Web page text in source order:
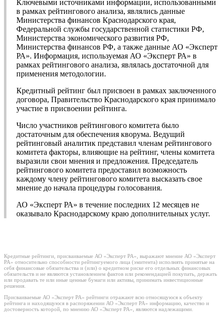
Ключевыми источниками информации, использованными
в рамках рейтингового анализа, являлись данные
Министерства финансов Краснодарского края,
Федеральной службы государственной статистики РФ,
Министерства экономического развития РФ,
Министерства финансов РФ, а также данные АО «Эксперт
РА». Информация, используемая АО «Эксперт РА» в
рамках рейтингового анализа, являлась достаточной для
применения методологии.
Кредитный рейтинг был присвоен в рамках заключенного
договора, Правительство Краснодарского края принимало
участие в присвоении рейтинга.
Число участников рейтингового комитета было
достаточным для обеспечения кворума. Ведущий
рейтинговый аналитик представил членам рейтингового
комитета факторы, влияющие на рейтинг, члены комитета
выразили свои мнения и предложения. Председатель
рейтингового комитета предоставил возможность
каждому члену рейтингового комитета высказать свое
мнение до начала процедуры голосования.
АО «Эксперт РА» в течение последних 12 месяцев не
оказывало Краснодарскому краю дополнительных услуг.
Кредитные рейтинги, присваиваемые АО «Эксперт РА», выражают мнение АО «Эксперт
РА» относительно способности рейтингуемого лица (эмитента) исполнять принятые на
себя финансовые обязательства и (или) о кредитном риске его отдельных финансовых
обязательств и не являются установлением фактов или рекомендацией покупать, держать
или продавать те или иные ценные бумаги или активы, принимать инвестиционные
решения.
Присваиваемые АО «Эксперт РА» рейтинги отражают всю относящуюся к объекту
рейтинга и находящуюся в распоряжении АО «Эксперт РА» информацию, качество и
достоверность которой, по мнению АО «Эксперт РА», являются надлежащими.